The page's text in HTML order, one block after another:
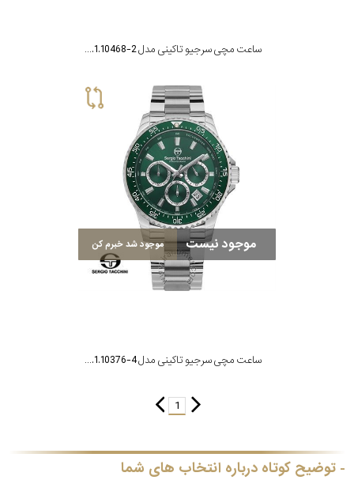
ساعت مچی سرجیو تاکینی مدل ST.1.10468-2
موجود نیست موجود شد خبرم کن
ساعت مچی سرجیو تاکینی مدل ST.1.10376-4
1
توضیح کوتاه درباره انتخاب های شما